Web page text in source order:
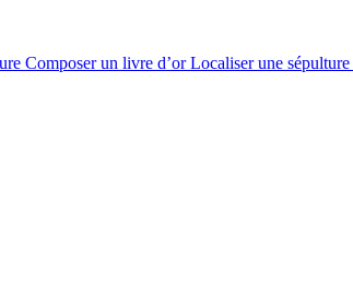
Composer un livre d’orLocaliser une sépulture